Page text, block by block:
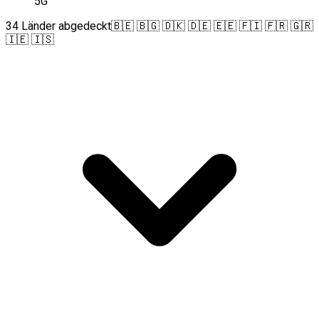
34 Länder abgedeckt🇧🇪 🇧🇬 🇩🇰 🇩🇪 🇪🇪 🇫🇮 🇫🇷 🇬🇷
🇮🇪 🇮🇸